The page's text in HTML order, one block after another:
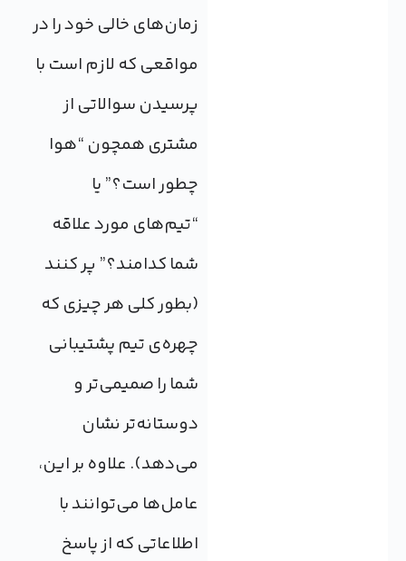
زمان‌های خالی خود را در
مواقعی که لازم است با
پرسیدن سوالاتی از
مشتری همچون “هوا
چطور است؟” یا
“تیم‌های مورد علاقه
شما کدامند؟” پر کنند
(بطور کلی هر چیزی که
چهره‌ی تیم پشتیبانی
شما را صمیمی‌تر و
دوستانه‌تر نشان
می‌دهد). علاوه بر این،
عامل‌ها می‌توانند با
اطلاعاتی که از پاسخ